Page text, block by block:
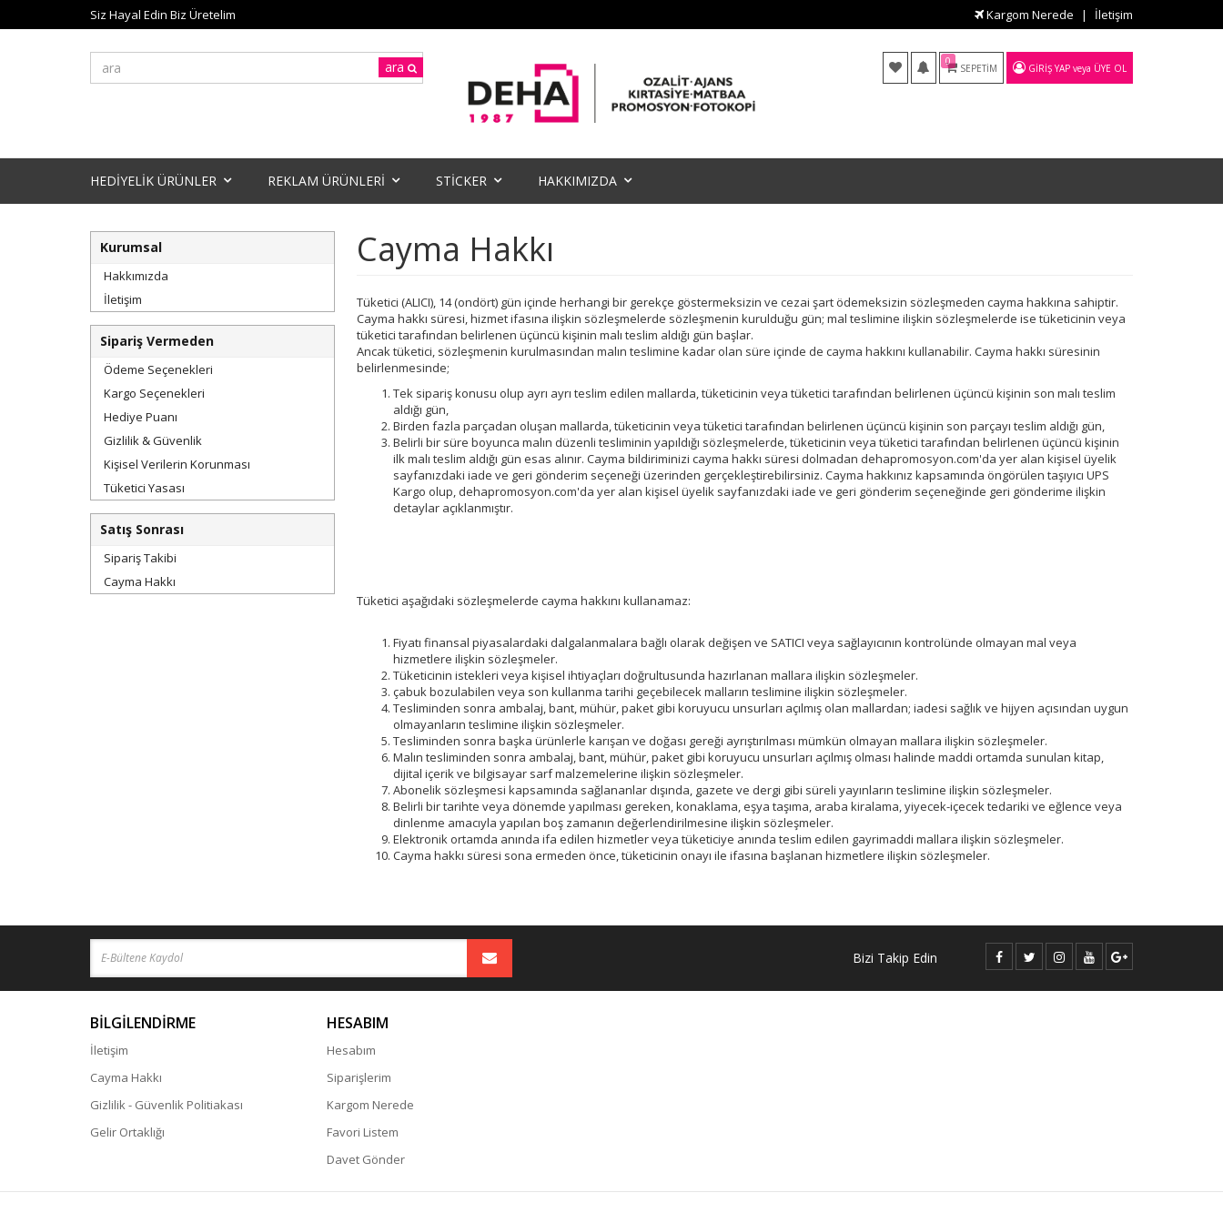
Siz Hayal Edin Biz Üretelim Kargom Nerede İletişim
ara 0
SEPETIM GIRIŞ YAP veya ÜYE OL
HEDİYELİK ÜRÜNLER REKLAM ÜRÜNLERİ STİCKER HAKKIMIZDA
Kurumsal
Hakkımızda
İletişim
Sipariş Vermeden
Ödeme Seçenekleri
Kargo Seçenekleri
Hediye Puanı
Gizlilik & Güvenlik
Kişisel Verilerin Korunması
Tüketici Yasası
Satış Sonrası
Sipariş Takibi
Cayma Hakkı
Cayma Hakkı
Tüketici (ALICI), 14 (ondört) gün içinde herhangi bir gerekçe göstermeksizin ve cezai şart ödemeksizin sözleşmeden cayma hakkına sahiptir.
Cayma hakkı süresi, hizmet ifasına ilişkin sözleşmelerde sözleşmenin kurulduğu gün; mal teslimine ilişkin sözleşmelerde ise tüketicinin veya
tüketici tarafından belirlenen üçüncü kişinin malı teslim aldığı gün başlar.
Ancak tüketici, sözleşmenin kurulmasından malın teslimine kadar olan süre içinde de cayma hakkını kullanabilir. Cayma hakkı süresinin
belirlenmesinde;
Tek sipariş konusu olup ayrı ayrı teslim edilen mallarda, tüketicinin veya tüketici tarafından belirlenen üçüncü kişinin son malı teslim
aldığı gün,
Birden fazla parçadan oluşan mallarda, tüketicinin veya tüketici tarafından belirlenen üçüncü kişinin son parçayı teslim aldığı gün,
Belirli bir süre boyunca malın düzenli tesliminin yapıldığı sözleşmelerde, tüketicinin veya tüketici tarafından belirlenen üçüncü kişinin
ilk malı teslim aldığı gün esas alınır. Cayma bildiriminizi cayma hakkı süresi dolmadan dehapromosyon.com'da yer alan kişisel üyelik
sayfanızdaki iade ve geri gönderim seçeneği üzerinden gerçekleştirebilirsiniz. Cayma hakkınız kapsamında öngörülen taşıyıcı UPS
Kargo olup, dehapromosyon.com'da yer alan kişisel üyelik sayfanızdaki iade ve geri gönderim seçeneğinde geri gönderime ilişkin
detaylar açıklanmıştır.
Tüketici aşağıdaki sözleşmelerde cayma hakkını kullanamaz:
Fiyatı finansal piyasalardaki dalgalanmalara bağlı olarak değişen ve SATICI veya sağlayıcının kontrolünde olmayan mal veya
hizmetlere ilişkin sözleşmeler.
Tüketicinin istekleri veya kişisel ihtiyaçları doğrultusunda hazırlanan mallara ilişkin sözleşmeler.
çabuk bozulabilen veya son kullanma tarihi geçebilecek malların teslimine ilişkin sözleşmeler.
Tesliminden sonra ambalaj, bant, mühür, paket gibi koruyucu unsurları açılmış olan mallardan; iadesi sağlık ve hijyen açısından uygun
olmayanların teslimine ilişkin sözleşmeler.
Tesliminden sonra başka ürünlerle karışan ve doğası gereği ayrıştırılması mümkün olmayan mallara ilişkin sözleşmeler.
Malın tesliminden sonra ambalaj, bant, mühür, paket gibi koruyucu unsurları açılmış olması halinde maddi ortamda sunulan kitap,
dijital içerik ve bilgisayar sarf malzemelerine ilişkin sözleşmeler.
Abonelik sözleşmesi kapsamında sağlananlar dışında, gazete ve dergi gibi süreli yayınların teslimine ilişkin sözleşmeler.
Belirli bir tarihte veya dönemde yapılması gereken, konaklama, eşya taşıma, araba kiralama, yiyecek-içecek tedariki ve eğlence veya
dinlenme amacıyla yapılan boş zamanın değerlendirilmesine ilişkin sözleşmeler.
Elektronik ortamda anında ifa edilen hizmetler veya tüketiciye anında teslim edilen gayrimaddi mallara ilişkin sözleşmeler.
Cayma hakkı süresi sona ermeden önce, tüketicinin onayı ile ifasına başlanan hizmetlere ilişkin sözleşmeler.
Bizi Takip Edin
BİLGİLENDİRME
İletişim
Cayma Hakkı
Gizlilik - Güvenlik Politiakası
Gelir Ortaklığı
HESABIM
Hesabım
Siparişlerim
Kargom Nerede
Favori Listem
Davet Gönder